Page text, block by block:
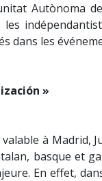
Autònoma
dans les
»
à Madrid,
basque et
En effet,